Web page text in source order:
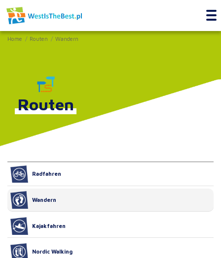
Home Routen Wandern
Routen
Radfahren
Wandern
Kajakfahren
Nordic Walking